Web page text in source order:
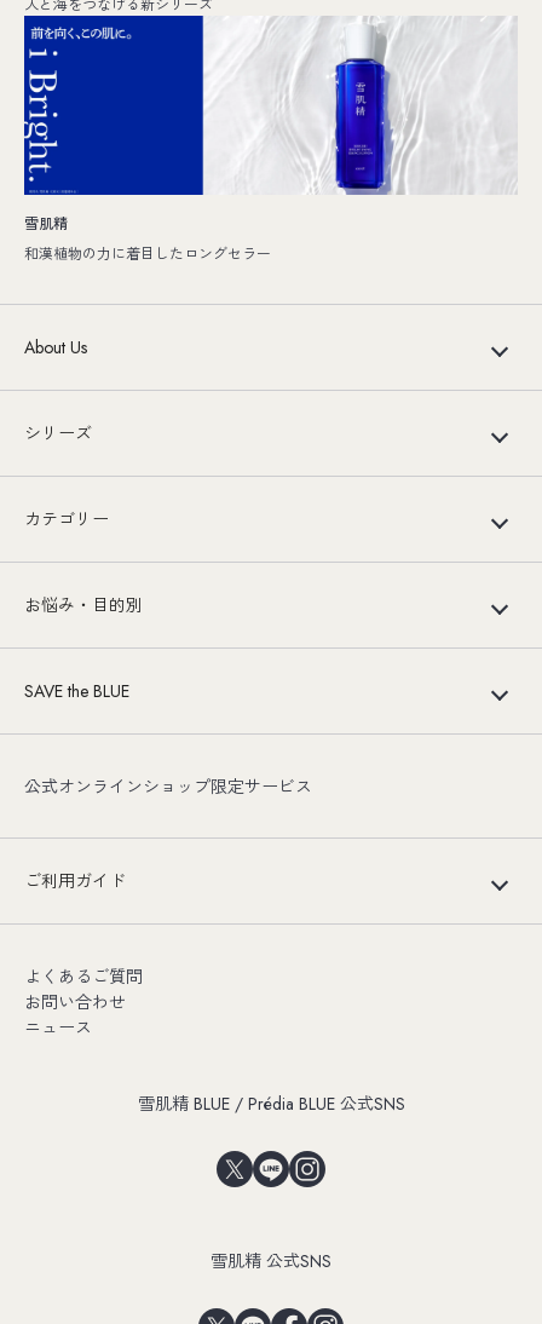
雪肌精
和漢植物の力に着目したロングセラー
About Us
シリーズ
カテゴリー
お悩み・目的別
SAVE the BLUE
公式オンラインショップ限定サービス
ご利用ガイド
よくあるご質問
お問い合わせ
ニュース
雪肌精 BLUE / Prédia BLUE 公式SNS
雪肌精 公式SNS